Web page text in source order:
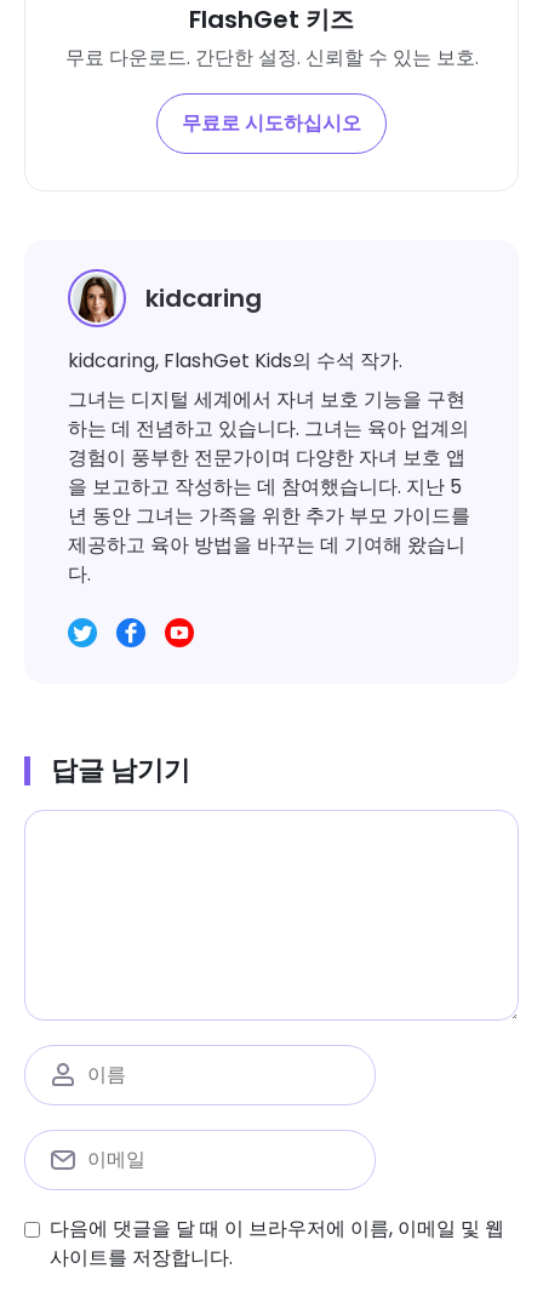
FlashGet 키즈
무료 다운로드. 간단한 설정. 신뢰할 수 있는 보호.
무료로 시도하십시오
kidcaring
kidcaring, FlashGet Kids의 수석 작가.
그녀는 디지털 세계에서 자녀 보호 기능을 구현
하는 데 전념하고 있습니다. 그녀는 육아 업계의
경험이 풍부한 전문가이며 다양한 자녀 보호 앱
을 보고하고 작성하는 데 참여했습니다. 지난 5
년 동안 그녀는 가족을 위한 추가 부모 가이드를
제공하고 육아 방법을 바꾸는 데 기여해 왔습니
다.
답글 남기기
다음에 댓글을 달 때 이 브라우저에 이름, 이메일 및 웹
사이트를 저장합니다.